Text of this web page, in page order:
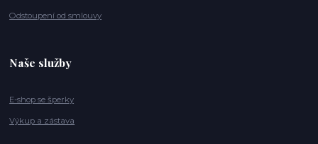
Odstoupení od smlouvy
Naše služby
E-shop se šperky
Výkup a zástava